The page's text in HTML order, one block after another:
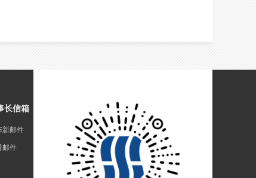
长信箱
新邮件
邮件